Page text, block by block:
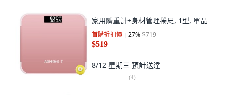
家用體重計+身材管理捲尺, 1型, 單品
首購折扣價 27%$719
$519
8/12 星期三 預計送達
(4)